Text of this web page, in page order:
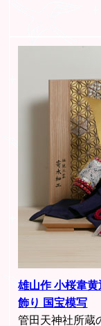
雄山作 小桜韋
飾り 国宝模写
管田天神社所蔵